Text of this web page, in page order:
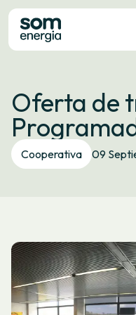
Tarifas
Servicios
Empresas
La
Idioma: ES CA GL EU
Oferta de
Cooperativa 09